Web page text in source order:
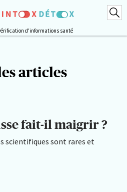
d'informations santé
articles
fait-il maigrir ?
scientifiques sont rares et